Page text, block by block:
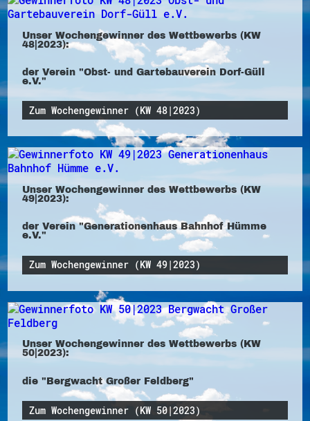
Unser Wochengewinner des Wettbewerbs (KW
48|2023):
der Verein "Obst- und Gartebauverein Dorf-Güll
e.V."
Zum Wochengewinner (KW 48|2023)
Unser Wochengewinner des Wettbewerbs (KW
49|2023):
der Verein "Generationenhaus Bahnhof Hümme
e.V."
Zum Wochengewinner (KW 49|2023)
Unser Wochengewinner des Wettbewerbs (KW
50|2023):
die "Bergwacht Großer Feldberg"
Zum Wochengewinner (KW 50|2023)